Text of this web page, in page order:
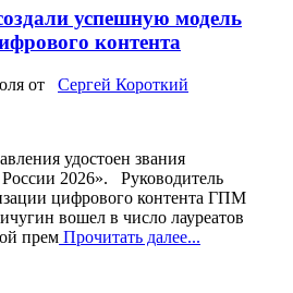
успешную модель
контента
от Сергей Короткий
удостоен звания
2026». Руководитель
цифрового контента ГПМ
вошел в число лауреатов
прем Прочитать далее...